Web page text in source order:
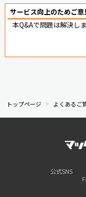
サービス向上のためご
本Q&Aで問題は解決し
トップページ よくあるご
公式SNS